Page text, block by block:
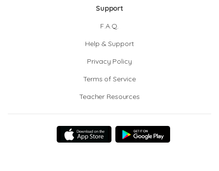
Support
F.A.Q.
Help & Support
Privacy Policy
Terms of Service
Teacher Resources